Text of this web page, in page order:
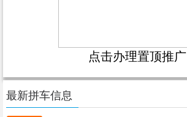
点击办理置顶推广
最新拼车信息